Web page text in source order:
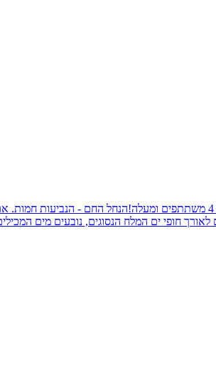
אודות הנחל החם - הנביעות החמות מחיר מבצע – 225 ש"ח למשתתף
חופי ים המלח הנסוגים, נובעים מים